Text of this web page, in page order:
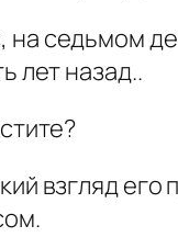
седьмом
лет назад..
взгляд его